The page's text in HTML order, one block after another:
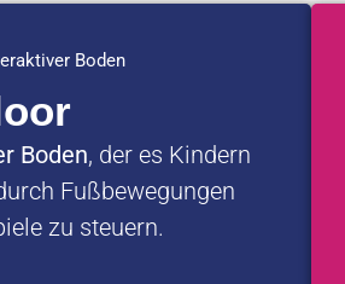
Boden
Boden, der es Kindern
Fußbewegungen
zu steuern.